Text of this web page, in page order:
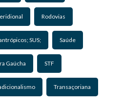
Rodovias
SUS; Saúde
Gaúcha STF
Transaçoriana